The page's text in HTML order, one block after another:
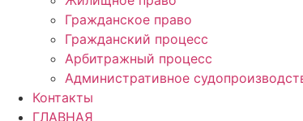
Гражданское право
Гражданский процесс
Арбитражный процесс
Административное
Контакты
ГЛАВНАЯ